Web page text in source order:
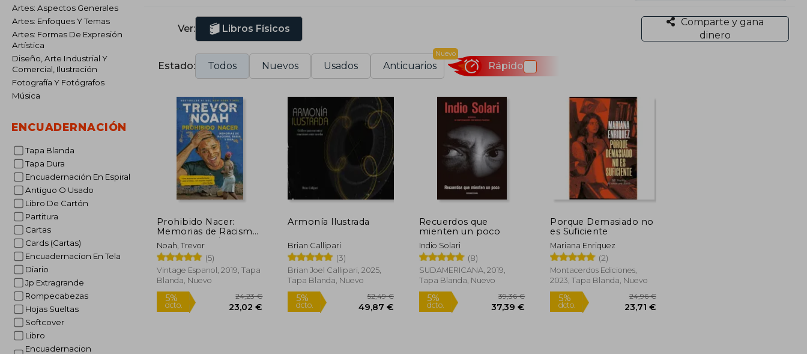
Artes: Aspectos Generales
Artes: Enfoques Y Temas
Artes: Formas De Expresión
Artística
Diseño, Arte Industrial Y
Comercial, Ilustración
Fotografía Y Fotógrafos
Música
ENCUADERNACIÓN
Tapa Blanda
Tapa Dura
Encuadernación En Espiral
Antiguo O Usado
Libro De Cartón
Partitura
Cartas
Cards (Cartas)
Encuadernacion En Tela
Diario
Jp Extragrande
Rompecabezas
Hojas Sueltas
Softcover
Libro
Encuadernacion
Ver: Libros Físicos
Comparte y gana
dinero
Estado: Todos Nuevos Usados Anticuarios
Nuevo
Rápido
Prohibido Nacer:
Memorias de Racismo,
Rabia Y Risa. / Born a
Crime: Stories from a
South African
Childhood: Memorias
de Racismo, Rabia Y
Noah, Trevor
(5)
Vintage Espanol, 2019, Tapa
Blanda, Nuevo
Armonía Ilustrada
Brian Callipari
(3)
Brian Joel Callipari, 2025,
Tapa Blanda, Nuevo
Recuerdos que
mienten un poco
Indio Solari
(8)
SUDAMERICANA, 2019,
Tapa Blanda, Nuevo
Porque Demasiado no
es Suficiente
Mariana Enriquez
(2)
Montacerdos Ediciones,
2023, Tapa Blanda, Nuevo